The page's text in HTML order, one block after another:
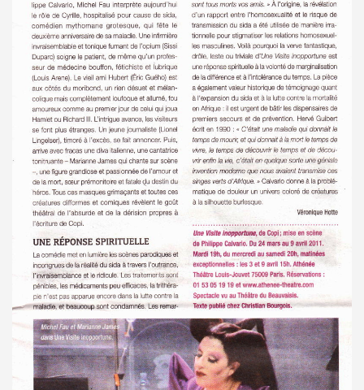
(2014) de BRIAN SETZER : chronique
: chronique detaillee.
: chronique detaillee.
+ album "THE FABULOUS ROCK N ROLL
PARTON : chronique detaillee.
de la chanson" (Editions Caid, 2014) : chronique du
le 3 avril 2014 a LA MAROQUINERIE (Paris) : compte
DRONES ("The Tangible Effect Of Love") le 28 mars
du Palace" (2014) : chronique de l'album.
le 18 decembre 2013 a LA BOULE NOIRE (Paris) :
2013 au TRIANON (Paris) : compte rendu.
FOLLLIES" (decembre 2013).